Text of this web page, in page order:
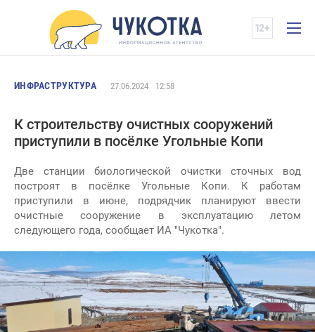
ИНФРАСТРУКТУРА 27.06.2024 12:58
К строительству очистных сооружений
приступили в посёлке Угольные Копи
Две станции биологической очистки сточных вод
построят в посёлке Угольные Копи. К работам
приступили в июне, подрядчик планируют ввести
очистные сооружение в эксплуатацию летом
следующего года, сообщает ИА "Чукотка".